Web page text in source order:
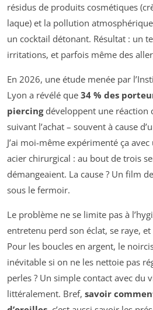
résidus de produits cosmétiques
laque) et la pollution
un cocktail détonant. Résultat : un
irritations, et parfois même des
En 2026, une étude menée par
Lyon a révélé que 34 % des
piercingdéveloppent une réaction
suivant l’achat – souvent à cause
J’ai moi-même expérimenté ça
acier chirurgical : au bout de trois
démangeaient. La cause ? Un film
sous le fermoir.
Le problème ne se limite pas à
entretenu perd son éclat, se raye,
Pour les boucles en argent, le
inévitable si on ne les nettoie pas
perles ? Un simple contact avec du
littéralement. Bref, savoir